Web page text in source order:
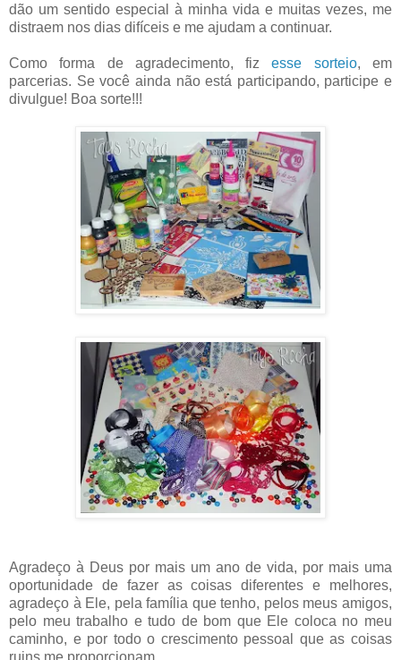
dão um sentido especial à minha vida e muitas vezes, me
distraem nos dias difíceis e me ajudam a continuar.
Como forma de agradecimento, fizesse sorteio, em
parcerias. Se você ainda não está participando, participe e
divulgue! Boa sorte!!!
Agradeço à Deus por mais um ano de vida, por mais uma
oportunidade de fazer as coisas diferentes e melhores,
agradeço à Ele, pela família que tenho, pelos meus amigos,
pelo meu trabalho e tudo de bom que Ele coloca no meu
caminho, e por todo o crescimento pessoal que as coisas
ruins me proporcionam.